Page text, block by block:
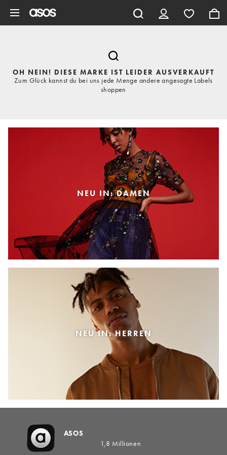
OH NEIN! DIESE MARKE IST LEIDER AUSVERKAUFT
Zum Glück kannst du bei uns jede Menge andere angesagte Labels
shoppen
NEU IN: DAMEN
NEU IN: HERREN
ASOS
1,8 Millionen